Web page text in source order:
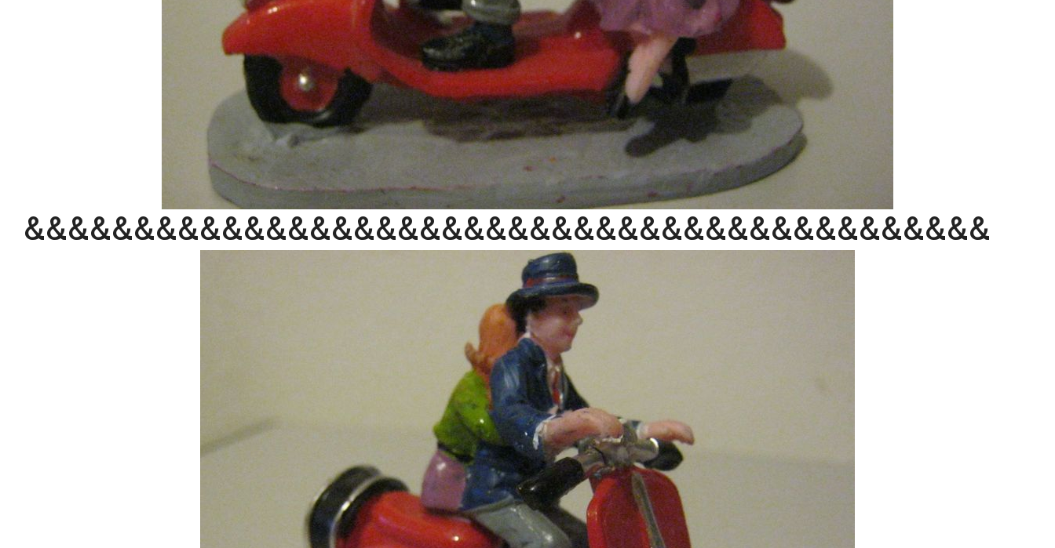
&&&&&&&&&&&&&&&&&&&&&&&&&&&&&&&&&&&&&&&&&&&&